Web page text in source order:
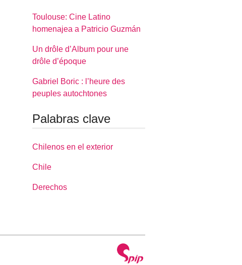
Toulouse: Cine Latino
homenajea a Patricio Guzmán
Un drôle d’Album pour une
drôle d’époque
Gabriel Boric : l’heure des
peuples autochtones
Palabras clave
Chilenos en el exterior
Chile
Derechos